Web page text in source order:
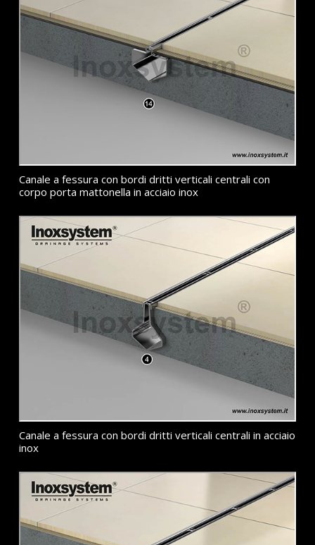
Canale a fessura con bordi dritti verticali centrali con
corpo porta mattonella in acciaio inox
Canale a fessura con bordi dritti verticali centrali in acciaio
inox